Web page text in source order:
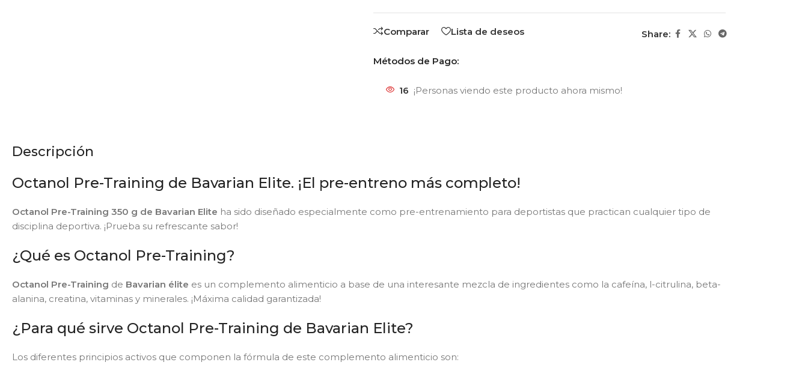
Comparar Lista de deseos Share:
Métodos de Pago:
16 ¡Personas viendo este producto ahora mismo!
Descripción
Octanol Pre-Training de Bavarian Elite. ¡El pre-entreno más completo!
Octanol Pre-Training 350 g de Bavarian Elite ha sido diseñado especialmente como pre-entrenamiento para deportistas que practican cualquier tipo de
disciplina deportiva. ¡Prueba su refrescante sabor!
¿Qué es Octanol Pre-Training?
Octanol Pre-Training de Bavarian élite es un complemento alimenticio a base de una interesante mezcla de ingredientes como la cafeína, l-citrulina, beta-
alanina, creatina, vitaminas y minerales. ¡Máxima calidad garantizada!
¿Para qué sirve Octanol Pre-Training de Bavarian Elite?
Los diferentes principios activos que componen la fórmula de este complemento alimenticio son: